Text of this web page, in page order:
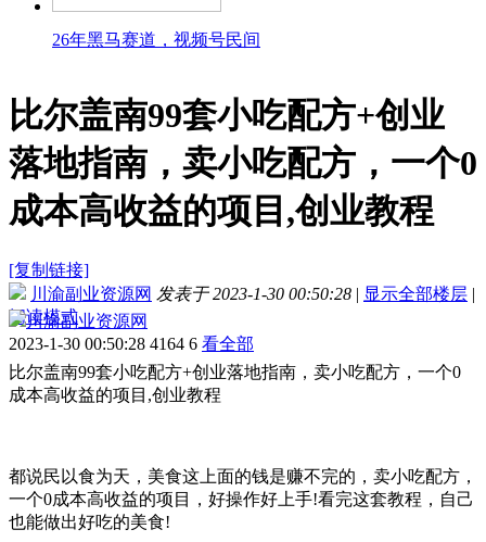
26年黑马赛道，视频号民间
比尔盖南99套小吃配方+创业
落地指南，卖小吃配方，一个0
成本高收益的项目,创业教程
[复制链接]
川渝副业资源网 发表于 2023-1-30 00:50:28 | 显示全部楼层 |
阅读模式
川渝副业资源网
2023-1-30 00:50:28 4164 6 看全部
比尔盖南99套小吃配方+创业落地指南，卖小吃配方，一个0
成本高收益的项目,创业教程
都说民以食为天，美食这上面的钱是赚不完的，卖小吃配方，
一个0成本高收益的项目，好操作好上手!看完这套教程，自己
也能做出好吃的美食!